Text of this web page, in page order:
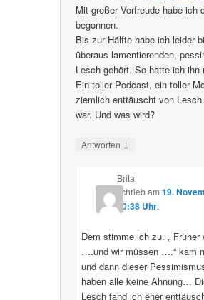
Mit großer Vorfreude habe ich
begonnen.
Bis zur Hälfte habe ich leider
überaus lamentierenden,
Lesch gehört. So hatte ich ihn
Ein toller Podcast, ein toller
ziemlich enttäuscht von
war. Und was wird?
Antworten ↓
Brita
schriebam 19.
20:38 Uhr:
Dem stimme ich zu. „
….und wir müssen ….“ kam
und dann dieser
haben alle keine Ahnung…
Lesch fand ich eher